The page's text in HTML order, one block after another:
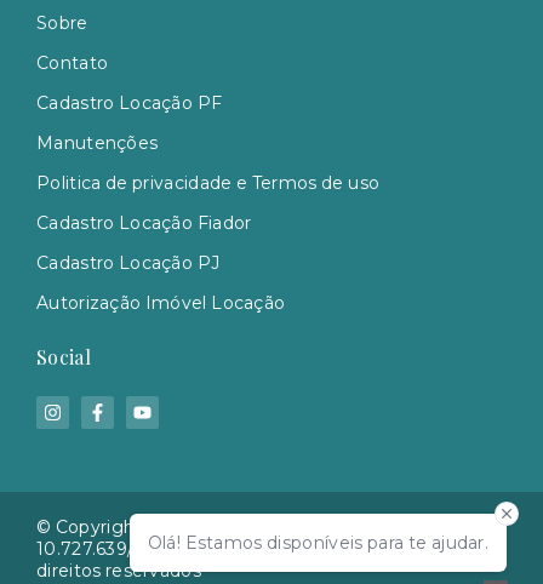
Olá! Estamos disponíveis para te ajudar.
Sobre
Contato
Cadastro Locação PF
Manutenções
Politica de privacidade e Termos de uso
Cadastro Locação Fiador
Cadastro Locação PJ
Autorização Imóvel Locação
Social
© Copyright 2026 - Yeda Cherem Imóveis - CNPJ
10.727.639/0001-27 CRECI 2865J/SC - Todos os
direitos reservados